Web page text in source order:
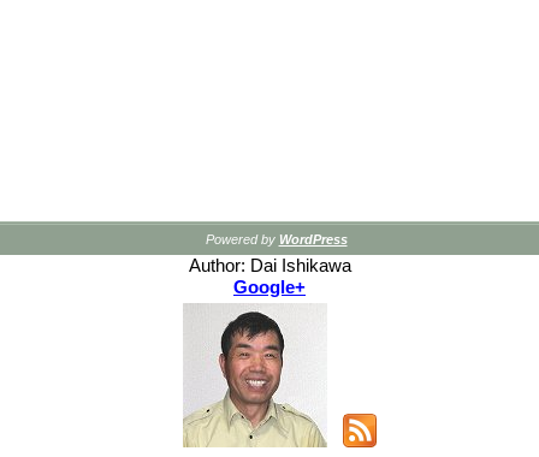
Powered by WordPress
Author: Dai Ishikawa
Google+